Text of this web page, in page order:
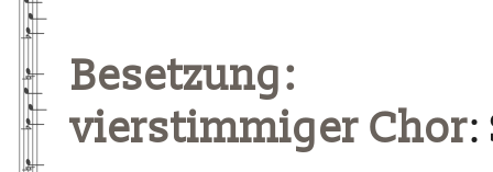
Besetzung:
vierstimmiger Chor: